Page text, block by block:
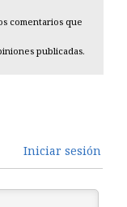
comentarios que
publicadas.
Iniciar sesión